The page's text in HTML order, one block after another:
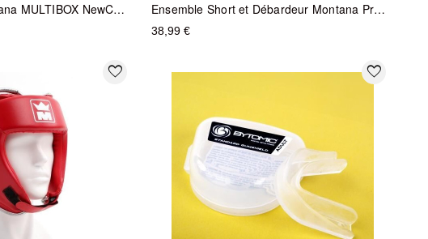
Short de Boxe Montana MULTIBOX NewCode - Noir Ensemble Short et Débardeur Montana Practice Bleu
38,99 €
favorite_border favorite_border